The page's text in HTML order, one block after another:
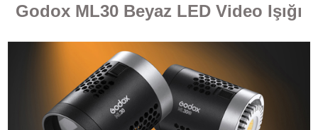
Godox ML30 Beyaz LED Video Işığı